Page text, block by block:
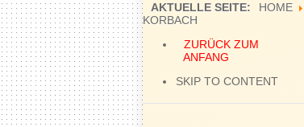
AKTUELLE SEITE:
HOME
KORBACH
ZURÜCK ZUM
ANFANG
SKIP TO CONTENT